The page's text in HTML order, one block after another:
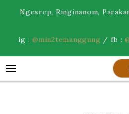
Ngesrep, Ringinanom,
ig :@min2temanggung / fb :